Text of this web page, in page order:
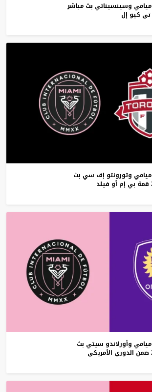
ميامي وسينسيناتي بث مباشر
تي كيو إل
ميامي وتورونتو إف سي بث
قمة بي إم أو فيلد
ميامي وأورلاندو سيتي بث
ضمن الدوري الأمريكي